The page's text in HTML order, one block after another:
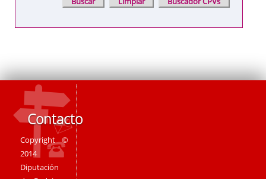
Contacto
Copyright ©
2014
Diputación